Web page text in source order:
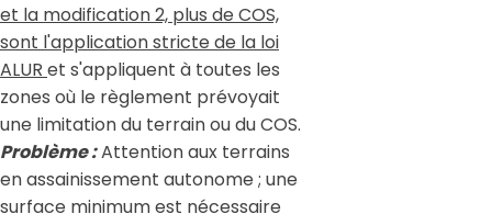
et la modification 2, plus de COS,
sont l'application stricte de la loi
ALUR et s'appliquent à toutes les
zones où le règlement prévoyait
une limitation du terrain ou du COS.
Problème :Attention aux terrains
en assainissement autonome ; une
surface minimum est nécessaire